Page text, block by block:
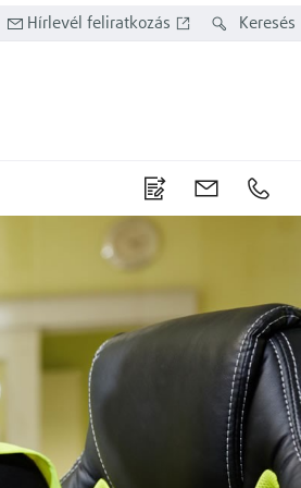
Keresés
Hírlevél feliratkozás